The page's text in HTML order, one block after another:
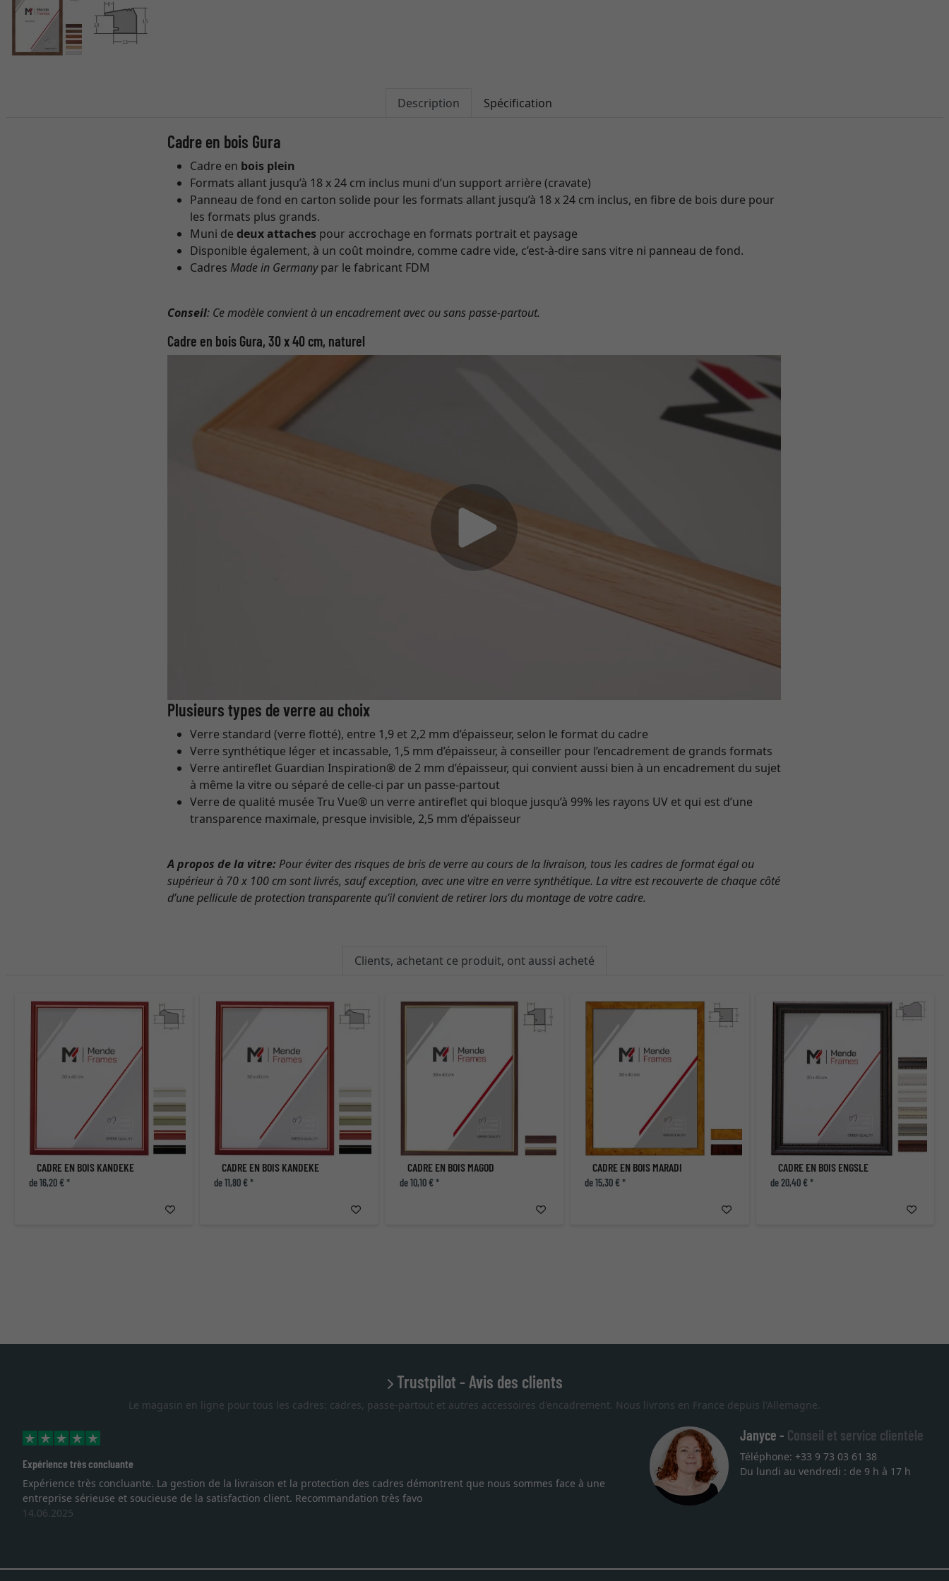
Description Spécification
Cadre en bois Gura
Cadre en bois plein
Formats allant jusqu’à 18 x 24 cm inclus muni d’un support arrière (cravate)
Panneau de fond en carton solide pour les formats allant jusqu’à 18 x 24 cm inclus, en fibre de bois dure pour
les formats plus grands.
Muni dedeux attaches pour accrochage en formats portrait et paysage
Disponible également, à un coût moindre, comme cadre vide, c’est-à-dire sans vitre ni panneau de fond.
Cadres Made in Germanypar le fabricant FDM
Conseil: Ce modèle convient à un encadrement avec ou sans passe-partout.
Cadre en bois Gura, 30 x 40 cm, naturel
Plusieurs types de verre au choix
Verre standard (verre flotté), entre 1,9 et 2,2 mm d’épaisseur, selon le format du cadre
Verre synthétique léger et incassable, 1,5 mm d’épaisseur, à conseiller pour l’encadrement de grands formats
Verre antireflet Guardian Inspiration® de 2 mm d’épaisseur, qui convient aussi bien à un encadrement du sujet
à même la vitre ou séparé de celle-ci par un passe-partout
Verre de qualité musée Tru Vue® un verre antireflet qui bloque jusqu’à 99% les rayons UV et qui est d’une
transparence maximale, presque invisible, 2,5 mm d’épaisseur
A propos de la vitre: Pour éviter des risques de bris de verre au cours de la livraison, tous les cadres de format égal ou
supérieur à 70 x 100 cm sont livrés, sauf exception, avec une vitre en verre synthétique. La vitre est recouverte de chaque côté
d’une pellicule de protection transparente qu’il convient de retirer lors du montage de votre cadre.
Clients, achetant ce produit, ont aussi acheté
CADRE EN BOIS KANDEKE
de 16,20 € *
CADRE EN BOIS KANDEKE
de 11,80 € *
CADRE EN BOIS MAGOD
de 10,10 € *
CADRE EN BOIS MARADI
de 15,30 € *
CADRE EN BOIS ENGSLE
de 20,40 € *
Trustpilot - Avis des clients
Le magasin en ligne pour tous les cadres: cadres, passe-partout et autres accessoires d'encadrement. Nous livrons en France depuis l'Allemagne.
que nous sommes face à une
Je recherchais un cadre sur mesure pour une lithographie, je suis tombée sur ce site. Le choix et la qualité sont au rendez
vous. Emballage professionnel, service et livraison dans les temps. J'espère revenir pour une autre commande. Merci.
Janyce - Conseil et service clientèle
Téléphone: +33 9 73 03 61 38
Du lundi au vendredi : de 9 h à 17 h